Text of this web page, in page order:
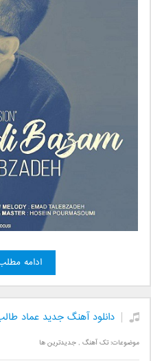
ادامه
دانلود آهنگ جدید عماد
موضوعات:تک آهنگ ,جدیدترین ها